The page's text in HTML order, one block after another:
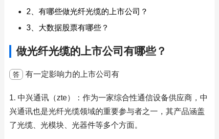
2、有哪些做光纤光缆的上市公司？
3、大数据股票有哪些？
做光纤光缆的上市公司有哪些？
答 有一定影响力的上市公司有
1. 中兴通讯（zte）：作为一家综合性通信设备供应商，中
兴通讯也是光纤光缆领域的重要参与者之一，其产品涵盖
了光缆、光模块、光器件等多个方面。